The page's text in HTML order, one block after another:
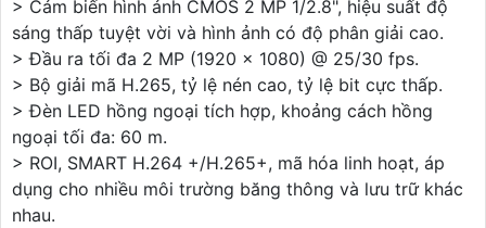
> Cảm biến hình ảnh CMOS 2 MP 1/2.8", hiệu suất độ
sáng thấp tuyệt vời và hình ảnh có độ phân giải cao.
> Đầu ra tối đa 2 MP (1920 × 1080) @ 25/30 fps.
> Bộ giải mã H.265, tỷ lệ nén cao, tỷ lệ bit cực thấp.
> Đèn LED hồng ngoại tích hợp, khoảng cách hồng
ngoại tối đa: 60 m.
> ROI, SMART H.264 +/H.265+, mã hóa linh hoạt, áp
dụng cho nhiều môi trường băng thông và lưu trữ khác
nhau.